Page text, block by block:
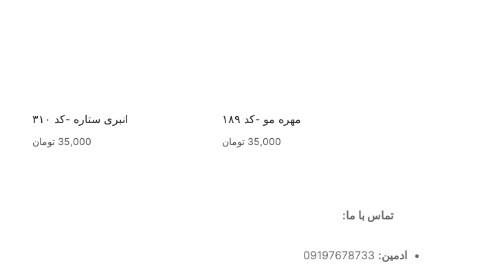
مهره مو -کد ۱۸۹
35,000 تومان
انبری ستاره -کد ۳۱۰
35,000 تومان
تماس با ما:
ادمین: